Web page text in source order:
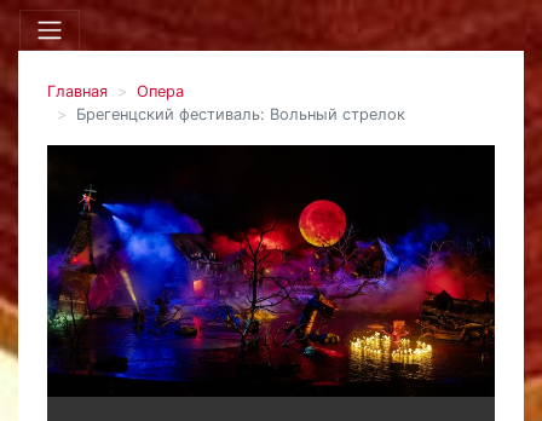
Главная
Опера
Брегенцский фестиваль: Вольный стрелок